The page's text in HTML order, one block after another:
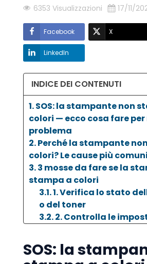
6353 Visualizzazioni 17/11/
Facebook X
LinkedIn
INDICE DEI CONTENUTI
1. SOS: la stampante non
colori — ecco cosa fare per
problema
2. Perché la stampante
colori? Le cause più comuni
3. 3 mosse da fare se la
stampa a colori
3.1. 1. Verifica lo stato
o del toner
3.2. 2. Controlla le
3.3. 3. Pulisci
testine di stampa
SOS: la